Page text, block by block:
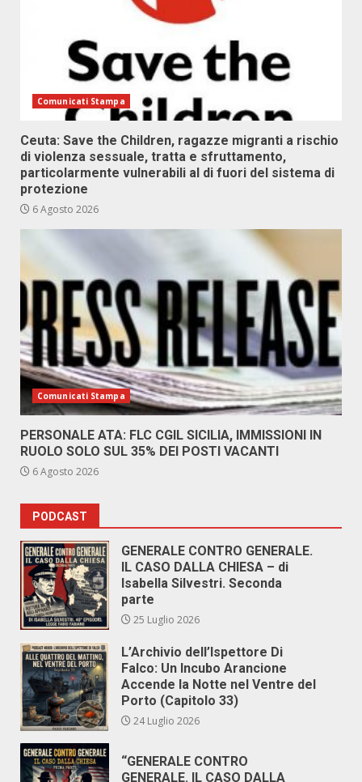
Comunicati Stampa
Ceuta: Save the Children, ragazze migranti a rischio
di violenza sessuale, tratta e sfruttamento,
particolarmente vulnerabili al di fuori del sistema di
protezione
6 Agosto 2026
Comunicati Stampa
PERSONALE ATA: FLC CGIL SICILIA, IMMISSIONI IN
RUOLO SOLO SUL 35% DEI POSTI VACANTI
6 Agosto 2026
PODCAST
GENERALE CONTRO GENERALE.
IL CASO DALLA CHIESA – di
Isabella Silvestri. Seconda
parte
25 Luglio 2026
L’Archivio dell’Ispettore Di
Falco: Un Incubo Arancione
Accende la Notte nel Ventre del
Porto (Capitolo 33)
24 Luglio 2026
“GENERALE CONTRO
GENERALE. IL CASO DALLA